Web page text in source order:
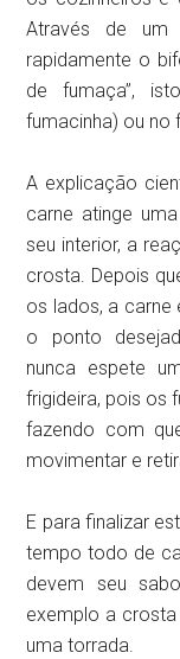
Através de um
rapidamente o
de fumaça”,
fumacinha) ou no
A explicação
carne atinge
seu interior, a
crosta. Depois
os lados, a carne
o ponto
nunca espete
frigideira, pois os
fazendo com
movimentar e
E para finalizar
tempo todo de
devem seu
exemplo a
uma torrada.